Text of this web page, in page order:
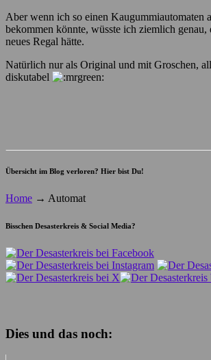
Aber wenn ich so einen Kaugummiautomaten
bekommen könnte, wüsste ich ziemlich genau,
neues Regal hätte.
Natürlich nur als Original und mit Groschen,
diskutabel
Übersicht im Blog verloren? Hier bist Du!
Home → Automat
Bisschen Desasterkreis & Social Media?
Dies und das noch: